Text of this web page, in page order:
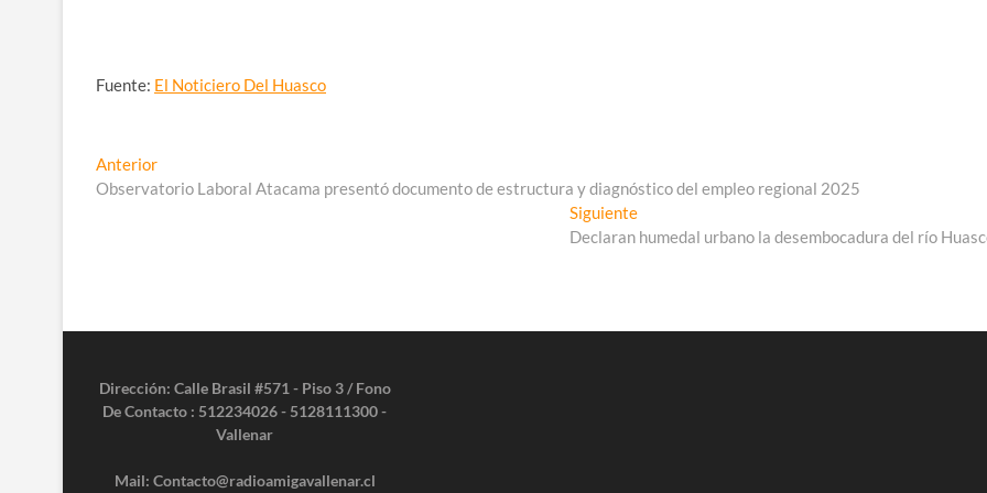
Fuente: El Noticiero Del Huasco
Navegación
de
AnteriorEntrada
anterior:
Observatorio Laboral Atacama presentó documento de estructura y diagnóstico del empleo regional 2025
SiguienteEntrada
siguiente:
Declaran humedal urbano la desembocadura del río
Dirección: Calle Brasil #571 - Piso 3 / Fono
De Contacto : 512234026 - 5128111300 -
Vallenar
Mail: Contacto@radioamigavallenar.cl